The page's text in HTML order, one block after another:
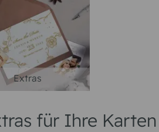
Extras
für Ihre Karten